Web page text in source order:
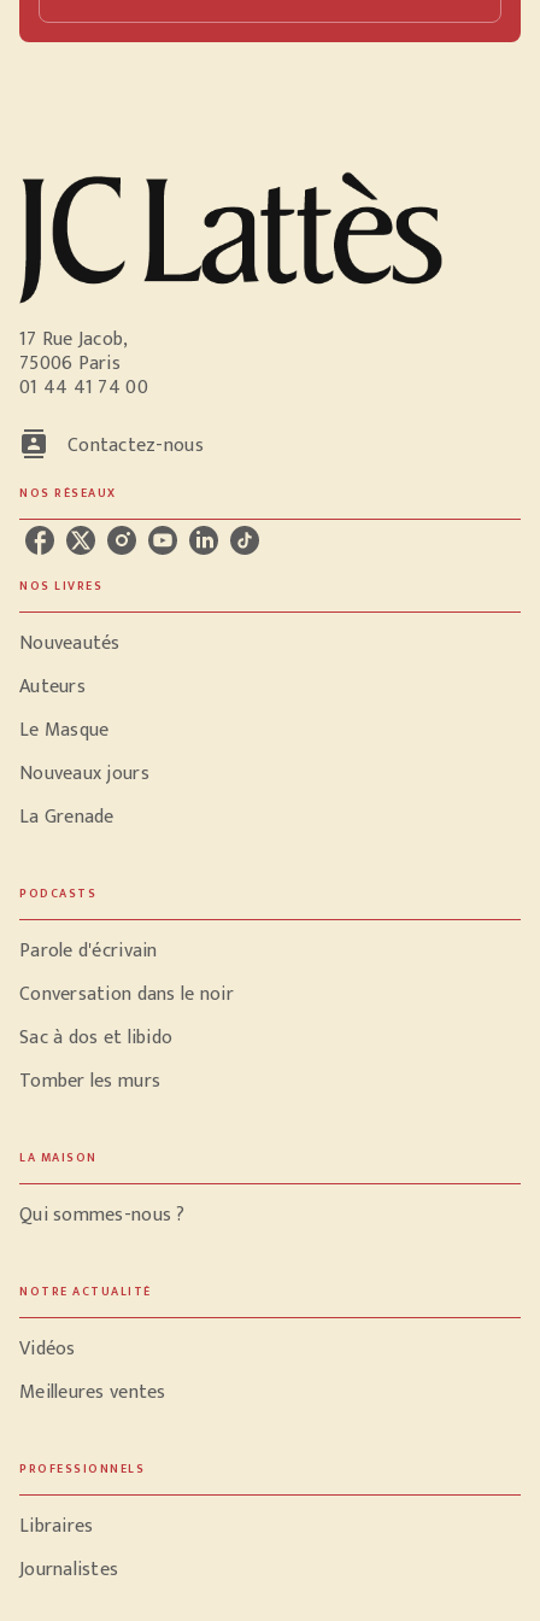
17 Rue Jacob,
75006 Paris
01 44 41 74 00
contacts Contactez-nous
NOS RÉSEAUX
NOS LIVRES
Nouveautés
Auteurs
Le Masque
Nouveaux jours
La Grenade
PODCASTS
Parole d'écrivain
Conversation dans le noir
Sac à dos et libido
Tomber les murs
LA MAISON
Qui sommes-nous ?
NOTRE ACTUALITÉ
Vidéos
Meilleures ventes
PROFESSIONNELS
Libraires
Journalistes